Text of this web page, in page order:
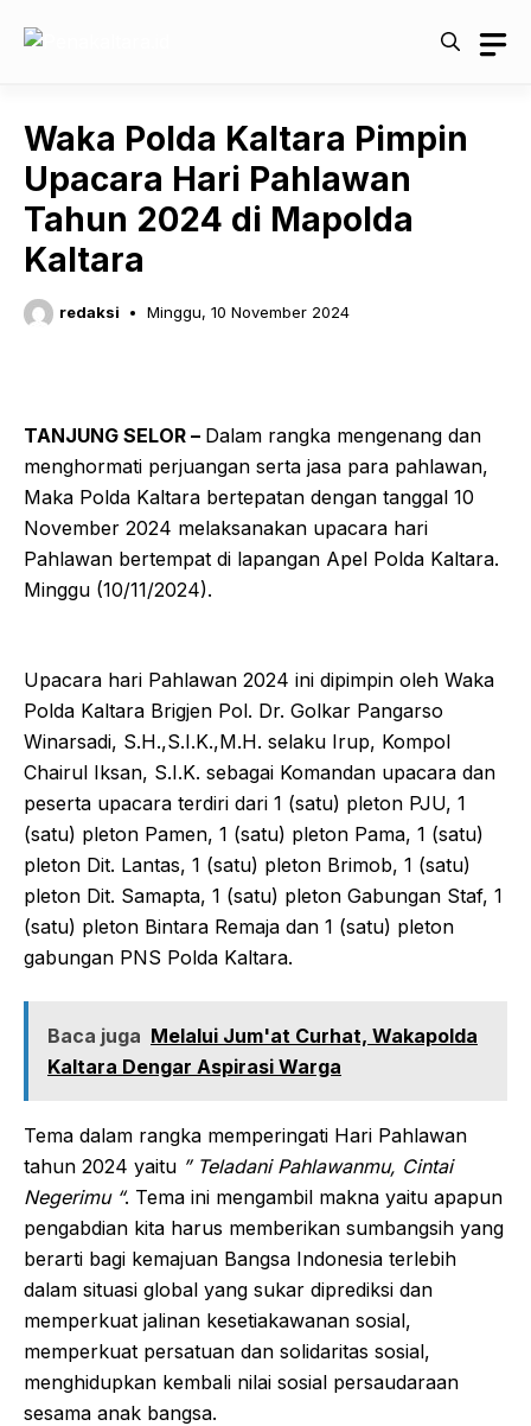
Waka Polda Kaltara Pimpin
Upacara Hari Pahlawan
Tahun 2024 di Mapolda
Kaltara
redaksi Minggu, 10 November 2024
TANJUNG SELOR – Dalam rangka mengenang dan
menghormati perjuangan serta jasa para pahlawan,
Maka Polda Kaltara bertepatan dengan tanggal 10
November 2024 melaksanakan upacara hari
Pahlawan bertempat di lapangan Apel Polda Kaltara.
Minggu (10/11/2024).
Upacara hari Pahlawan 2024 ini dipimpin oleh Waka
Polda Kaltara Brigjen Pol. Dr. Golkar Pangarso
Winarsadi, S.H.,S.I.K.,M.H. selaku Irup, Kompol
Chairul Iksan, S.I.K. sebagai Komandan upacara dan
peserta upacara terdiri dari 1 (satu) pleton PJU, 1
(satu) pleton Pamen, 1 (satu) pleton Pama, 1 (satu)
pleton Dit. Lantas, 1 (satu) pleton Brimob, 1 (satu)
pleton Dit. Samapta, 1 (satu) pleton Gabungan Staf, 1
(satu) pleton Bintara Remaja dan 1 (satu) pleton
gabungan PNS Polda Kaltara.
Baca juga Melalui Jum'at Curhat, Wakapolda
Kaltara Dengar Aspirasi Warga
Tema dalam rangka memperingati Hari Pahlawan
tahun 2024 yaitu ” Teladani Pahlawanmu, Cintai
Negerimu “. Tema ini mengambil makna yaitu apapun
pengabdian kita harus memberikan sumbangsih yang
berarti bagi kemajuan Bangsa Indonesia terlebih
dalam situasi global yang sukar diprediksi dan
memperkuat jalinan kesetiakawanan sosial,
memperkuat persatuan dan solidaritas sosial,
menghidupkan kembali nilai sosial persaudaraan
sesama anak bangsa.